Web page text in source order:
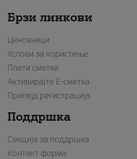
Брзи линкови
Ценовници
Услови за користење
Плати сметка
Активирајте Е-сметка
Припејд регистрација
Поддршка
Секција за поддршка
Контакт форма